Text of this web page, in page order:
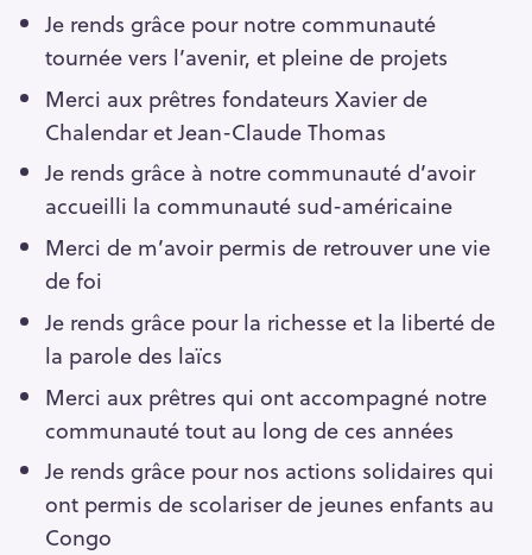
Je rends grâce pour notre communauté
tournée vers l’avenir, et pleine de projets
Merci aux prêtres fondateurs Xavier de
Chalendar et Jean-Claude Thomas
Je rends grâce à notre communauté d’avoir
accueilli la communauté sud-américaine
Merci de m’avoir permis de retrouver une vie
de foi
Je rends grâce pour la richesse et la liberté de
la parole des laïcs
Merci aux prêtres qui ont accompagné notre
communauté tout au long de ces années
Je rends grâce pour nos actions solidaires qui
ont permis de scolariser de jeunes enfants au
Congo